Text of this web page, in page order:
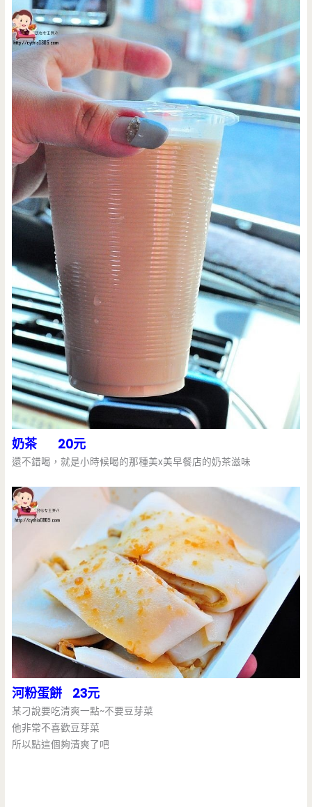
奶茶 20元
還不錯喝，就是小時候喝的那種美x美早餐店的奶茶滋味
河粉蛋餅 23元
某刁說要吃清爽一點~不要豆芽菜
他非常不喜歡豆芽菜
所以點這個夠清爽了吧